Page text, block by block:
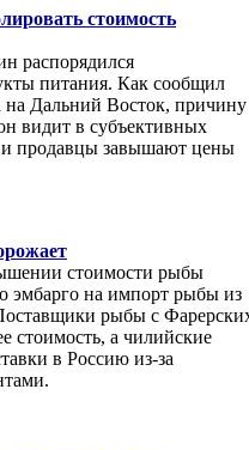
стоимость
распорядился
питания. Как сообщил
на Дальний Восток, причину
видит в субъективных
и продавцы завышают цены
стоимости рыбы
эмбарго на импорт рыбы из
рыбы с
стоимость, а чилийские
в Россию из-за